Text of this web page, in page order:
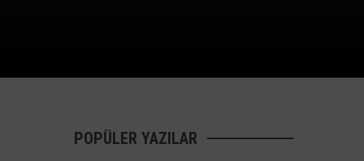
POPÜLER YAZILAR